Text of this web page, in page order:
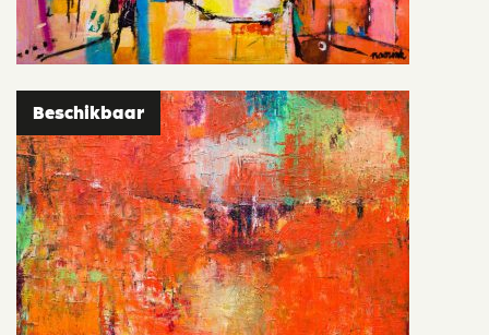
Beschikbaar